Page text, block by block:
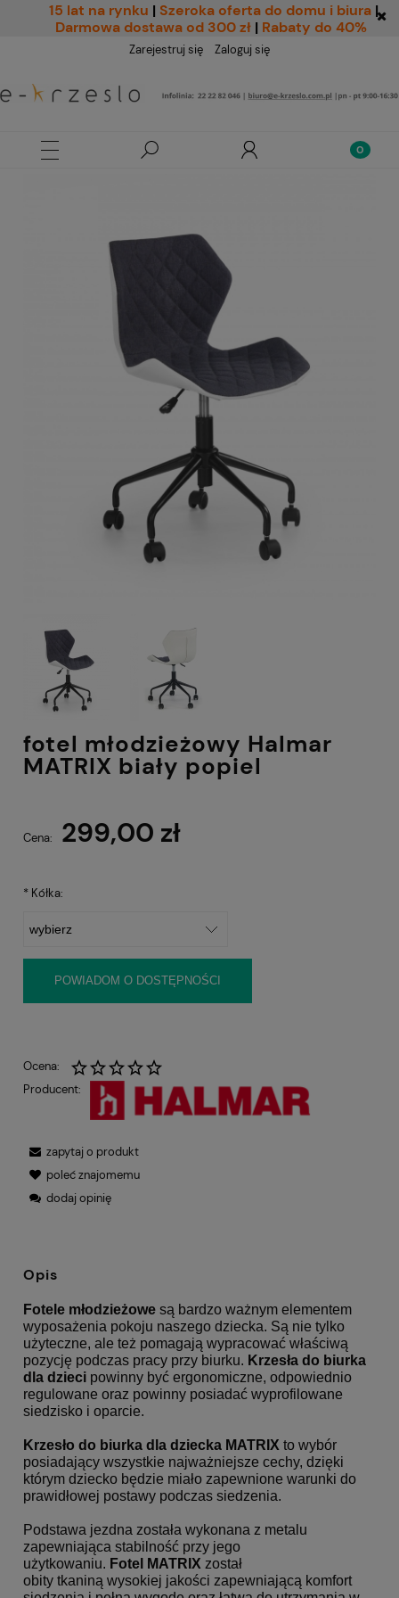
15 lat na rynku | Szeroka oferta do domu i biura |
Darmowa dostawa od 300 zł | Rabaty do 40%
Zarejestruj się Zaloguj się
fotel młodzieżowy Halmar
MATRIX biały popiel
Cena: 299,00 zł
* Kółka:
POWIADOM O DOSTĘPNOŚCI
Ocena:
Producent:
zapytaj o produkt
poleć znajomemu
dodaj opinię
Opis
Fotele młodzieżowe są bardzo ważnym elementem
wyposażenia pokoju naszego dziecka. Są nie tylko
użyteczne, ale też pomagają wypracować właściwą
pozycję podczas pracy przy biurku. Krzesła do biurka
dla dzieci powinny być ergonomiczne, odpowiednio
regulowane oraz powinny posiadać wyprofilowane
siedzisko i oparcie.
Krzesło do biurka dla dziecka MATRIX to wybór
posiadający wszystkie najważniejsze cechy, dzięki
którym dziecko będzie miało zapewnione warunki do
prawidłowej postawy podczas siedzenia.
Podstawa jezdna została wykonana z metalu
zapewniająca stabilność przy jego
użytkowaniu. Fotel MATRIX został
obity tkaniną wysokiej jakości zapewniającą komfort